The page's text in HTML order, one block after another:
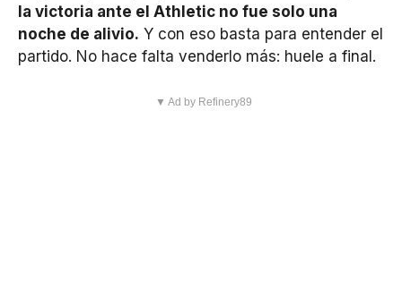
la victoria ante el Athletic no fue solo una
noche de alivio. Y con eso basta para entender el
partido. No hace falta venderlo más: huele a final.
▼ Ad by Refinery89